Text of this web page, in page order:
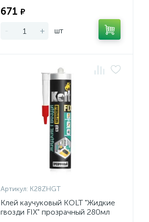
671 ₽
- + шт
Артикул: K28ZHGT
Клей каучуковый KOLT "Жидкие
гвозди FIX" прозрачный 280мл